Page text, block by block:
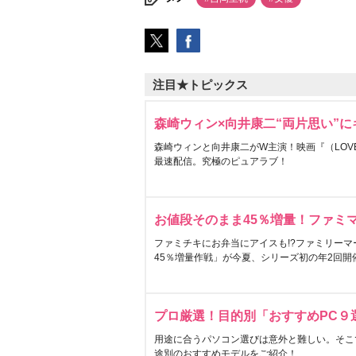
注目★トピックス
森崎ウィン×向井康二“両片思い”
森崎ウィンと向井康二がW主演！映画『（
最速配信。究極のピュアラブ！
お値段そのまま45％増量！ファミ
ファミチキにお弁当にアイスも!?ファミリー
45％増量作戦」が今夏、シリーズ初の年2回開
プロ厳選！目的別「おすすめPC９
用途に合うパソコン選びは意外と難しい。そ
途別のおすすめモデルをご紹介！